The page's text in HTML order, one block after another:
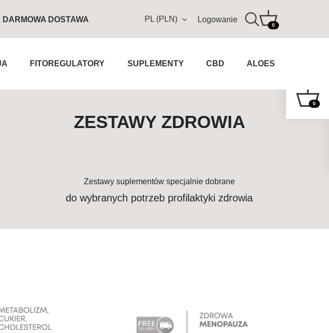
DARMOWA DOSTAWA PL (PLN) Logowanie
0
FITOREGULATORY SUPLEMENTY CBD ALOES
ZESTAWY ZDROWIA
Zestawy suplementów specjalnie dobrane
do wybranych potrzeb profilaktyki zdrowia
0